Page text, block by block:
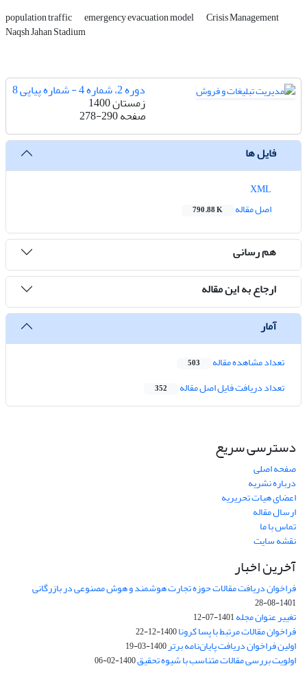
population traffic emergency evacuation model Crisis Management
Naqsh Jahan Stadium
دوره 2، شماره 4 - شماره پیاپی 8
زمستان 1400
صفحه278-290
فایل ها
اصل مقاله
790.88 K
هم رسانی
ارجاع به این مقاله
آمار
تعداد مشاهده مقاله 503
تعداد دریافت فایل اصل مقاله 352
دسترسی سریع
صفحه اصلی
درباره نشریه
اعضای هیات تحریریه
ارسال مقاله
تماس با ما
نقشه سایت
آخرین اخبار
فراخوان دریافت مقالات حوزه تجارت هوشمند و هوش مصنوعی در بازرگانی
1401-08-28
تغییر عنوان مجله1401-07-12
فراخوان مقالات مرتبط با پسا کرونا1400-12-22
اولین فراخوان دریافت پایان‌نامه برتر1400-03-19
اولویت بررسی مقالات متناسب با شیوه تحقیق1400-02-06